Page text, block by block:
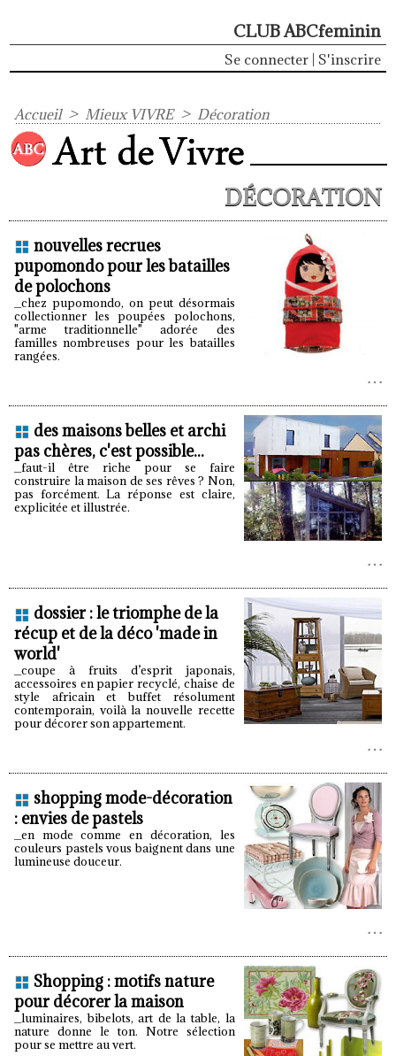
CLUB ABCfeminin
Se connecter S'inscrire
Accueil > Mieux VIVRE > Décoration
DÉCORATION
nouvelles recrues
pupomondo pour les batailles
de polochons
_chez pupomondo, on peut désormais
collectionner les poupées polochons,
"arme traditionnelle" adorée des
familles nombreuses pour les batailles
rangées.
des maisons belles et archi
pas chères, c'est possible...
_faut-il être riche pour se faire
construire la maison de ses rêves ? Non,
pas forcément. La réponse est claire,
explicitée et illustrée.
dossier : le triomphe de la
récup et de la déco 'made in
world'
_coupe à fruits d’esprit japonais,
accessoires en papier recyclé, chaise de
style africain et buffet résolument
contemporain, voilà la nouvelle recette
pour décorer son appartement.
shopping mode-décoration
: envies de pastels
_en mode comme en décoration, les
couleurs pastels vous baignent dans une
lumineuse douceur.
Shopping : motifs nature
pour décorer la maison
_luminaires, bibelots, art de la table, la
nature donne le ton. Notre sélection
pour se mettre au vert.